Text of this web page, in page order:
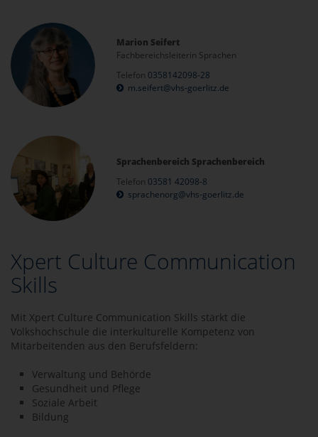
Marion Seifert
Fachbereichsleiterin Sprachen
Telefon 0358142098-28
m.seifert@vhs-goerlitz.de
Sprachenbereich Sprachenbereich
Telefon 03581 42098-8
sprachenorg@vhs-goerlitz.de
Xpert Culture Communication
Skills
Mit Xpert Culture Communication Skills stärkt die
Volkshochschule die interkulturelle Kompetenz von
Mitarbeitenden aus den Berufsfeldern:
Verwaltung und Behörde
Gesundheit und Pflege
Soziale Arbeit
Bildung